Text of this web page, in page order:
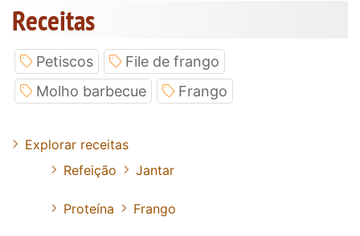
Receitas
Petiscos
File de frango
Molho barbecue
Frango
Explorar receitas
Refeição
Jantar
Proteína Frango